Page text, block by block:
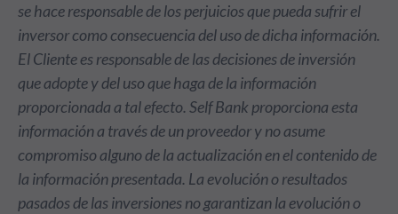
se hace responsable de los perjuicios que pueda sufrir el
inversor como consecuencia del uso de dicha información.
El Cliente es responsable de las decisiones de inversión
que adopte y del uso que haga de la información
proporcionada a tal efecto. Self Bank proporciona esta
información a través de un proveedor y no asume
compromiso alguno de la actualización en el contenido de
la información presentada. La evolución o resultados
pasados de las inversiones no garantizan la evolución o